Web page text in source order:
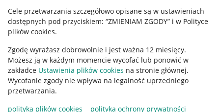
Cele przetwarzania szczegółowo opisane są w ustawieniach
dostępnych pod przyciskiem: “ZMIENIAM ZGODY” i w Polityce
plików cookies.
Zgodę wyrażasz dobrowolnie i jest ważna 12 miesięcy.
Możesz ją w każdym momencie wycofać lub ponowić w
zakładce Ustawienia plików cookies na stronie głównej.
Wycofanie zgody nie wpływa na legalność uprzedniego
przetwarzania.
polityka plików cookies
polityka ochrony prywatności
Udostępnianie lokalizacji
Informacje dla Aktu o Usługach Cyfrowych
Pobierz aplikację